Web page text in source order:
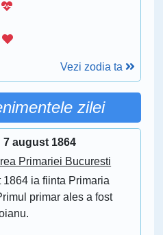
Vezi zodia ta
zilei
7 august 1864
Primariei Bucuresti
1864 ia fiinta Primaria
primar ales a fost